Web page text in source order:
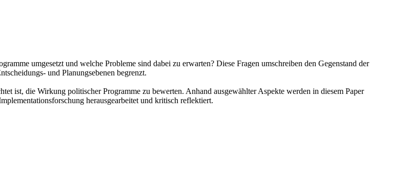
umgesetzt und welche Probleme sind dabei zu erwarten? Diese Fragen umschreiben den Gegenstand der
und Planungsebenen begrenzt.
ist, die Wirkung politischer Programme zu bewerten. Anhand ausgewählter Aspekte werden in diesem Paper
herausgearbeitet und kritisch reflektiert.